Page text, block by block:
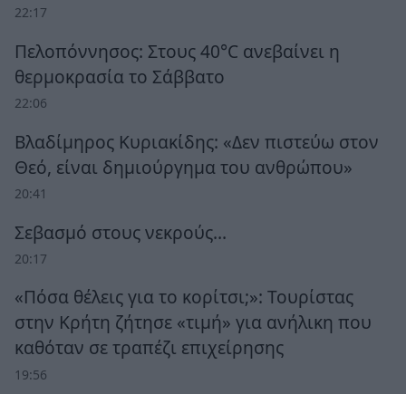
22:17
Πελοπόννησος: Στους 40°C ανεβαίνει η
θερμοκρασία το Σάββατο
22:06
Βλαδίμηρος Κυριακίδης: «Δεν πιστεύω στον
Θεό, είναι δημιούργημα του ανθρώπου»
20:41
Σεβασμό στους νεκρούς…
20:17
«Πόσα θέλεις για το κορίτσι;»: Τουρίστας
στην Κρήτη ζήτησε «τιμή» για ανήλικη που
καθόταν σε τραπέζι επιχείρησης
19:56